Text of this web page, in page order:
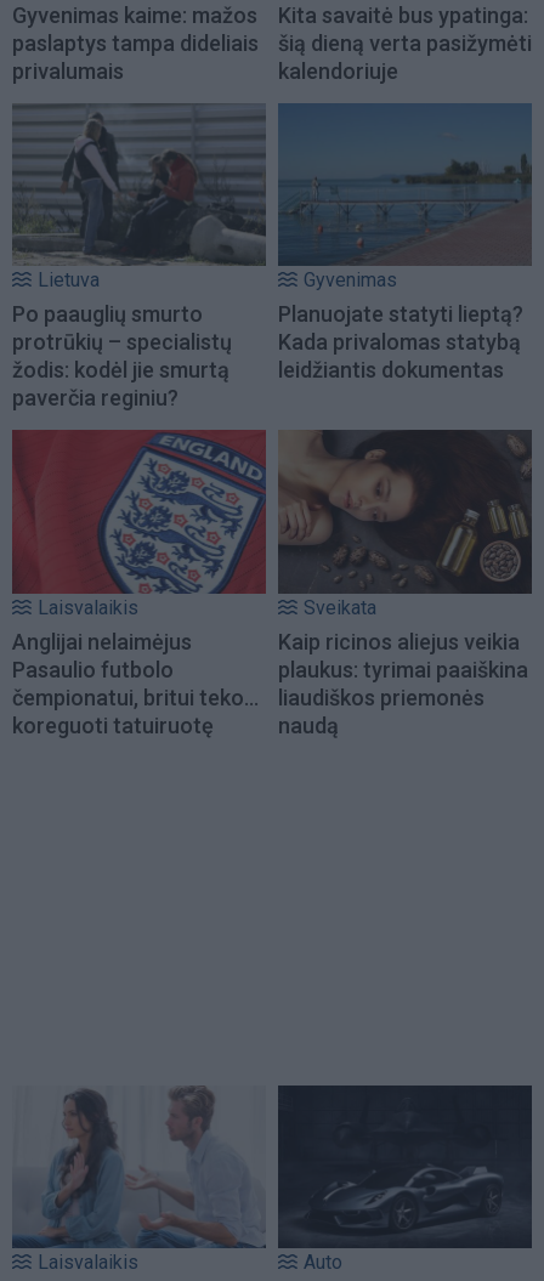
Gyvenimas kaime: mažos
paslaptys tampa dideliais
privalumais
Kita savaitė bus ypatinga:
šią dieną verta pasižymėti
kalendoriuje
Lietuva
Po paauglių smurto
protrūkių – specialistų
žodis: kodėl jie smurtą
paverčia reginiu?
Gyvenimas
Planuojate statyti lieptą?
Kada privalomas statybą
leidžiantis dokumentas
Laisvalaikis
Anglijai nelaimėjus
Pasaulio futbolo
čempionatui, britui teko...
koreguoti tatuiruotę
Sveikata
Kaip ricinos aliejus veikia
plaukus: tyrimai paaiškina
liaudiškos priemonės
naudą
Laisvalaikis Auto